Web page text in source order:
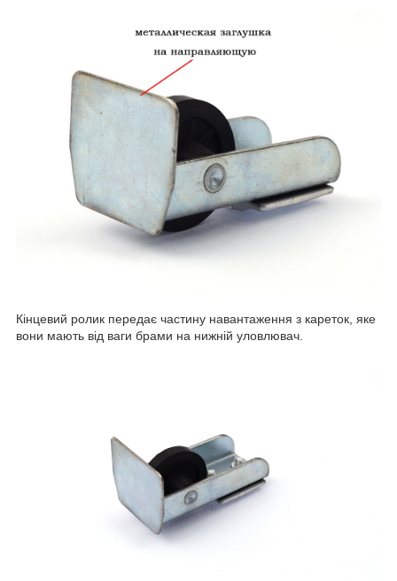
Кінцевий ролик передає частину навантаження з кареток, яке
вони мають від ваги брами на нижній уловлювач.